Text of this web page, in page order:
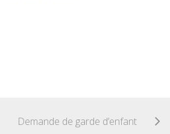
Demande de garde d’enfant